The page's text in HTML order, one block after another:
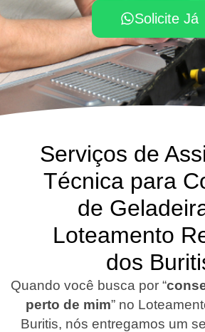
Solicite Já
Serviços de
Técnica para
de
Loteamento
dos
Quando você busca por “
perto de mim” no
Buritis, nós entregamos um